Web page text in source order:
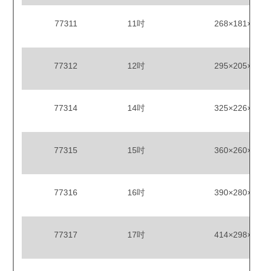
77311 11吋 268×181×8
77312 12吋 295×205×8
77314 14吋 325×226×8
77315 15吋 360×260×8
77316 16吋 390×280×8
77317 17吋 414×298×8